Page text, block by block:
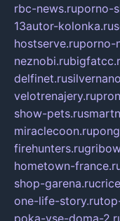
rbc-news.ruporno-
13autor-kolonka.ru
hostserve.ruporno-
neznobi.ru
delfinet.ru
velotrenajery.ru
show-pets.ru
miraclecoon.ru
firehunters.ru
hometown-
shop-garena.ru
one-life-story.ru
poka-vse-doma-